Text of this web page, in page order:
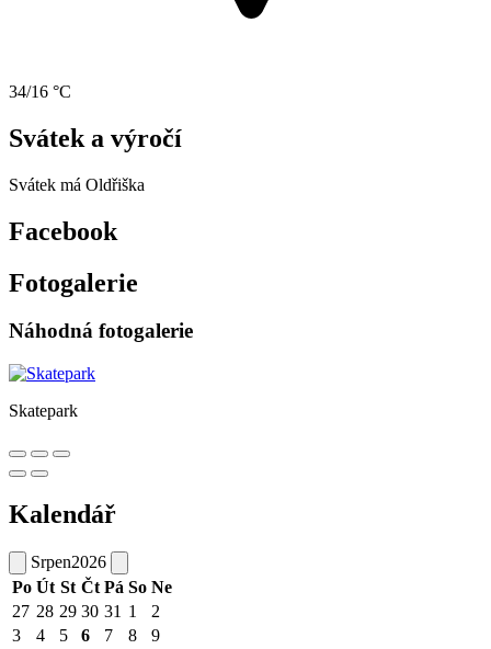
34/16 °C
Svátek a výročí
Svátek má Oldřiška
Facebook
Fotogalerie
Náhodná fotogalerie
Skatepark
Kalendář
Srpen2026
Po Út St Čt Pá So Ne
27 28 29 30 31 1
2
3
4 5 6 7 8
9